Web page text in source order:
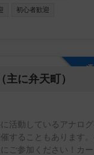
初心者歓迎
に弁天町）
活動しているアナロ
することもあります
ご参加ください！カー